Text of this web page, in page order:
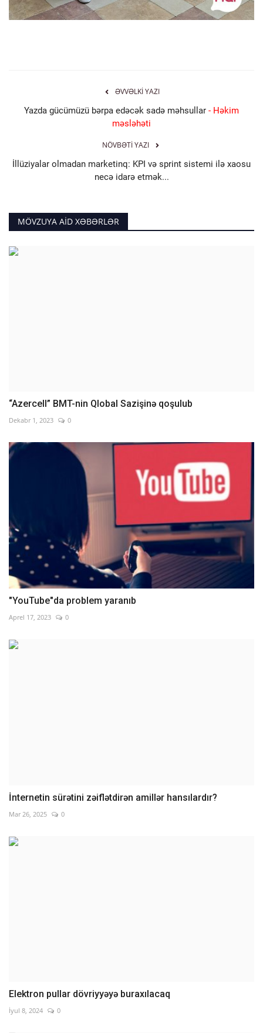
ƏVVƏLKI YAZI
Yazda gücümüzü bərpa edəcək sadə məhsullar - Həkim
məsləhəti
NÖVBƏTI YAZI
İllüziyalar olmadan marketinq: KPI və sprint sistemi ilə xaosu
necə idarə etmək...
MÖVZUYA AID XƏBƏRLƏR
“Azercell” BMT-nin Qlobal Sazişinə qoşulub
Dekabr 1, 2023 0
"YouTube"da problem yaranıb
Aprel 17, 2023 0
İnternetin sürətini zəiflətdirən amillər hansılardır?
Mar 26, 2025 0
Elektron pullar dövriyyəyə buraxılacaq
İyul 8, 2024 0